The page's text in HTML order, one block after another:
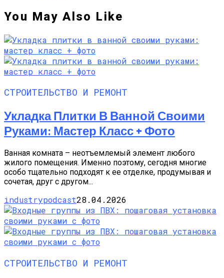
You May Also Like
СТРОИТЕЛЬСТВО И РЕМОНТ
Укладка Плитки В Ванной Своими
Руками: Мастер Класс + Фото
Ванная комната – неотъемлемый элемент любого
жилого помещения. Именно поэтому, сегодня многие
особо тщательно подходят к ее отделке, продумывая и
сочетая, друг с другом...
industrypodcast28.04.2026
СТРОИТЕЛЬСТВО И РЕМОНТ